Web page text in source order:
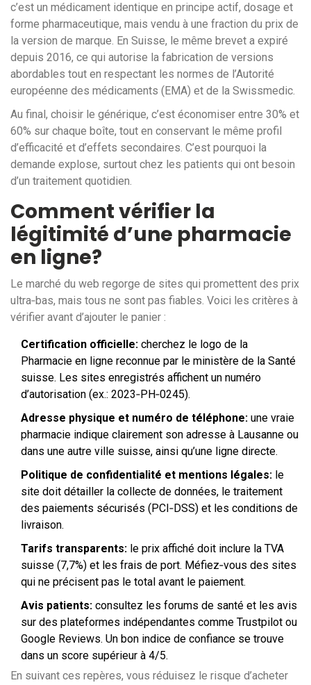
c’est un médicament identique en principe actif, dosage et
forme pharmaceutique, mais vendu à une fraction du prix de
la version de marque. En Suisse, le même brevet a expiré
depuis 2016, ce qui autorise la fabrication de versions
abordables tout en respectant les normes de l’Autorité
européenne des médicaments (EMA) et de la Swissmedic.
Au final, choisir le générique, c’est économiser entre 30% et
60% sur chaque boîte, tout en conservant le même profil
d’efficacité et d’effets secondaires. C’est pourquoi la
demande explose, surtout chez les patients qui ont besoin
d’un traitement quotidien.
Comment vérifier la
légitimité d’une pharmacie
en ligne?
Le marché du web regorge de sites qui promettent des prix
ultra‑bas, mais tous ne sont pas fiables. Voici les critères à
vérifier avant d’ajouter le panier :
Certification officielle: cherchez le logo de la
Pharmacie en ligne reconnue par le ministère de la Santé
suisse. Les sites enregistrés affichent un numéro
d’autorisation (ex.: 2023‑PH‑0245).
Adresse physique et numéro de téléphone: une vraie
pharmacie indique clairement son adresse à Lausanne ou
dans une autre ville suisse, ainsi qu’une ligne directe.
Politique de confidentialité et mentions légales: le
site doit détailler la collecte de données, le traitement
des paiements sécurisés (PCI‑DSS) et les conditions de
livraison.
Tarifs transparents: le prix affiché doit inclure la TVA
suisse (7,7%) et les frais de port. Méfiez‑vous des sites
qui ne précisent pas le total avant le paiement.
Avis patients: consultez les forums de santé et les avis
sur des plateformes indépendantes comme Trustpilot ou
Google Reviews. Un bon indice de confiance se trouve
dans un score supérieur à 4/5.
En suivant ces repères, vous réduisez le risque d’acheter